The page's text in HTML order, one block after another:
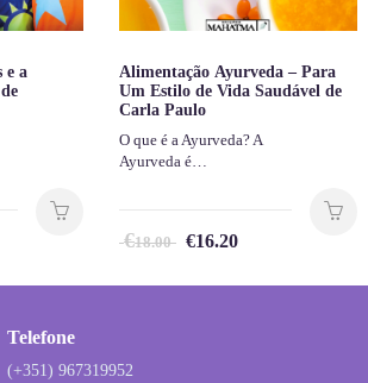
e a
Alimentação Ayurveda – Para
Um Estilo de Vida Saudável de
Carla Paulo
O que é a Ayurveda? A
Ayurveda é…
€18.00 €16.20
Telefone
(+351) 967319952